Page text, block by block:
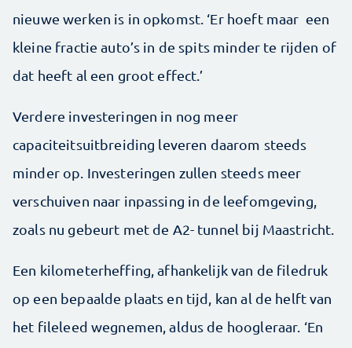
nieuwe werken is in opkomst. ‘Er hoeft maar een
kleine fractie auto’s in de spits minder te rijden of
dat heeft al een groot effect.’
Verdere investeringen in nog meer
capaciteitsuitbreiding leveren daarom steeds
minder op. Investeringen zullen steeds meer
verschuiven naar inpassing in de leefomgeving,
zoals nu gebeurt met de A2- tunnel bij Maastricht.
Een kilometerheffing, afhankelijk van de filedruk
op een bepaalde plaats en tijd, kan al de helft van
het fileleed wegnemen, aldus de hoogleraar. ‘En